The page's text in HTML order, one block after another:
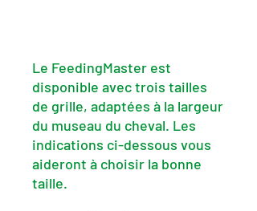
Le FeedingMaster est
disponible avec trois tailles
de grille, adaptées à la largeur
du museau du cheval. Les
indications ci-dessous vous
aideront à choisir la bonne
taille.